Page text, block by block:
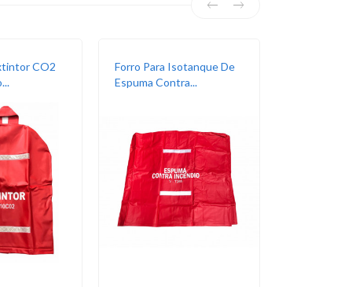
CO2
Forro Para Isotanque De
Espuma Contra...